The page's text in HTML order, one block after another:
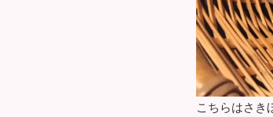
こちらはさき